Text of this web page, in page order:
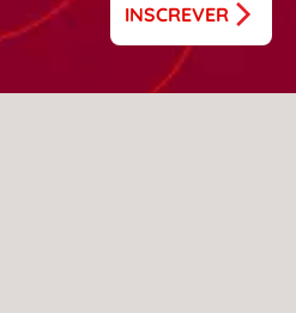
INSCREVER